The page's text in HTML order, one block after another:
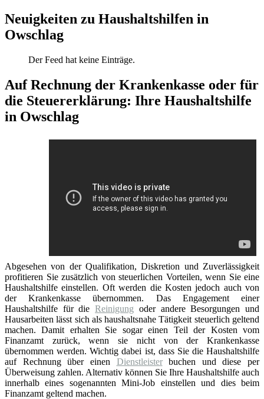
Neuigkeiten zu Haushaltshilfen in
Owschlag
Der Feed hat keine Einträge.
Auf Rechnung der Krankenkasse oder für
die Steuererklärung: Ihre Haushaltshilfe
in Owschlag
Abgesehen von der Qualifikation, Diskretion und Zuverlässigkeit
profitieren Sie zusätzlich von steuerlichen Vorteilen, wenn Sie eine
Haushaltshilfe einstellen. Oft werden die Kosten jedoch auch von
der Krankenkasse übernommen. Das Engagement einer
Haushaltshilfe für dieReinigung oder andere Besorgungen und
Hausarbeiten lässt sich als haushaltsnahe Tätigkeit steuerlich geltend
machen. Damit erhalten Sie sogar einen Teil der Kosten vom
Finanzamt zurück, wenn sie nicht von der Krankenkasse
übernommen werden. Wichtig dabei ist, dass Sie die Haushaltshilfe
auf Rechnung über einen Dienstleisterbuchen und diese per
Überweisung zahlen. Alternativ können Sie Ihre Haushaltshilfe auch
innerhalb eines sogenannten Mini-Job einstellen und dies beim
Finanzamt geltend machen.